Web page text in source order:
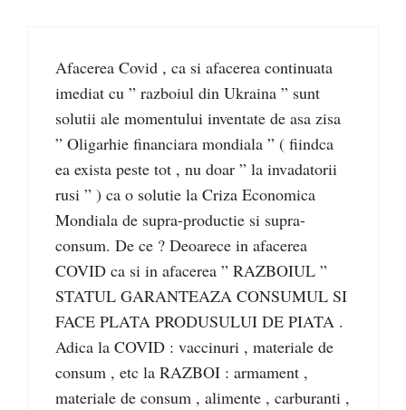
Afacerea Covid , ca si afacerea continuata
imediat cu ” razboiul din Ukraina ” sunt
solutii ale momentului inventate de asa zisa
” Oligarhie financiara mondiala ” ( fiindca
ea exista peste tot , nu doar ” la invadatorii
rusi ” ) ca o solutie la Criza Economica
Mondiala de supra-productie si supra-
consum. De ce ? Deoarece in afacerea
COVID ca si in afacerea ” RAZBOIUL ”
STATUL GARANTEAZA CONSUMUL SI
FACE PLATA PRODUSULUI DE PIATA .
Adica la COVID : vaccinuri , materiale de
consum , etc la RAZBOI : armament ,
materiale de consum , alimente , carburanti ,